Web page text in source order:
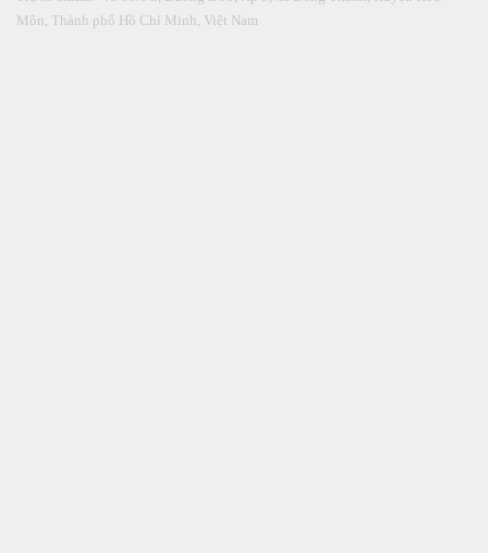
Môn, Thành phố Hồ Chí Minh, Việt Nam